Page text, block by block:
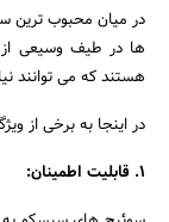
در میان محبوب ترین
ها در طیف وسیعی
هستند که می توانند
در اینجا به برخی از
1. قابلیت اطمینان: